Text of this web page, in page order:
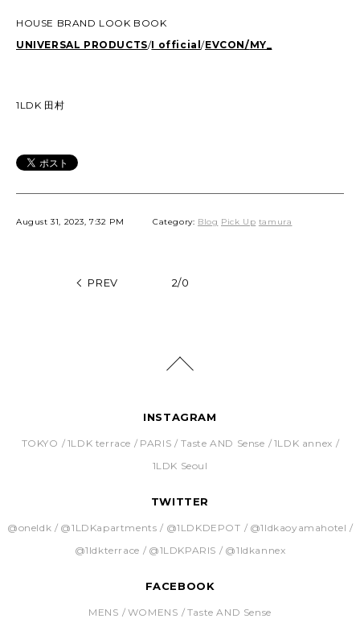
HOUSE BRAND LOOK BOOK
UNIVERSAL PRODUCTS/I official/EVCON/MY_
1LDK 田村
August 31, 2023, 7:32 PM Category: Blog Pick Up tamura
PREV 2/0
INSTAGRAM
TOKYO 1LDK terrace PARIS Taste AND Sense
1LDK annex
1LDK Seoul
TWITTER
@oneldk @1LDKapartments @1LDKDEPOT
@1ldkaoyamahotel
@1ldkterrace
@1LDKPARIS @1ldkannex
FACEBOOK
MENS WOMENS Taste AND Sense